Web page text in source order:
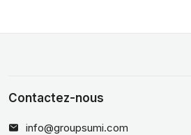
Contactez-nous
info@groupsumi.com